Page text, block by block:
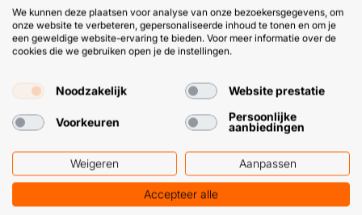
Klantenservice
+31 (0) 85 303
WhatsApp
+31 (0) 6 11
EN SNEL
We kunnen deze plaatsen voor analyse van onze bezoekersgegevens, om
onze website te verbeteren, gepersonaliseerde inhoud te tonen en om je
een geweldige website-ervaring te bieden. Voor meer informatie over de
cookies die we gebruiken open je de instellingen.
Noodzakelijk Website prestatie
Voorkeuren
Persoonlijke
aanbiedingen
Weigeren Aanpassen
Accepteer alle